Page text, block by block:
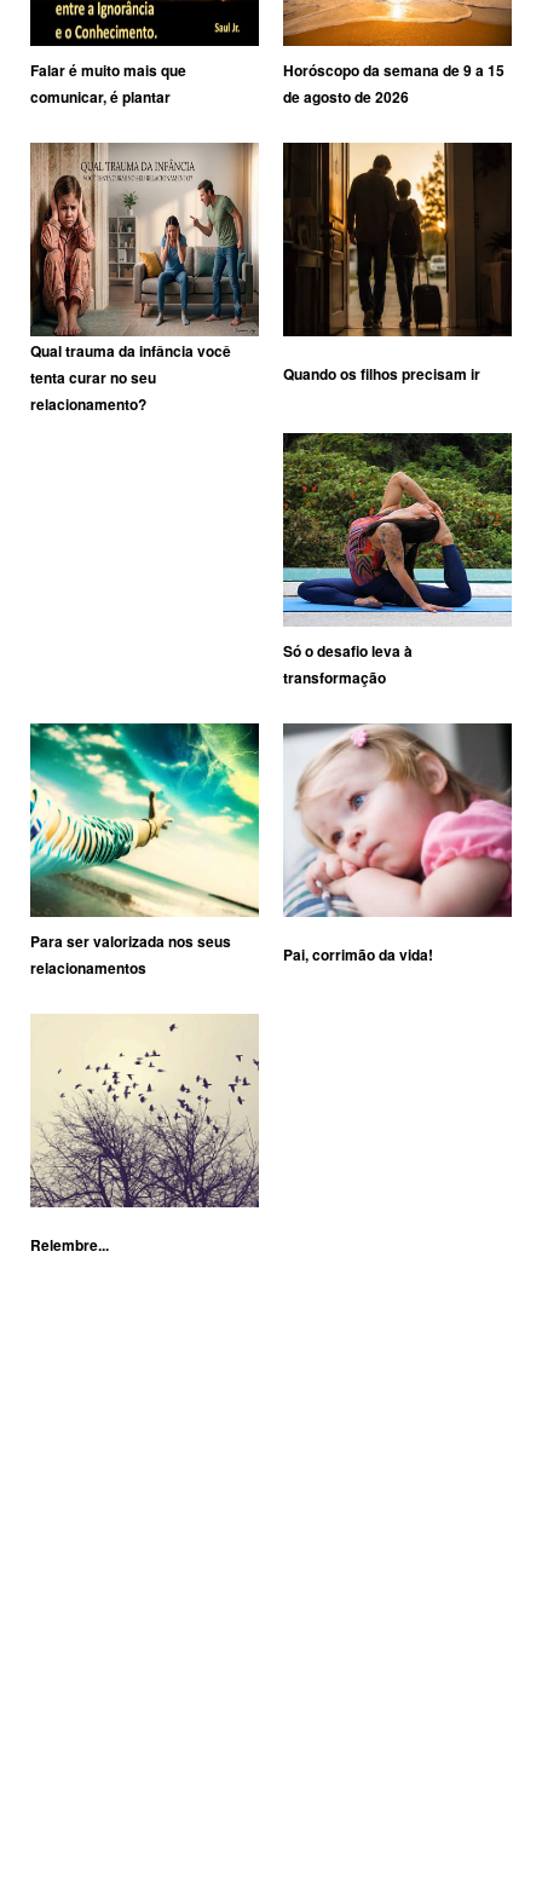
Falar é muito mais que
comunicar, é plantar
Horóscopo da semana de 9 a 15
de agosto de 2026
Qual trauma da infância você
tenta curar no seu
relacionamento?
Quando os filhos precisam ir
Só o desafio leva à
transformação
Para ser valorizada nos seus
relacionamentos
Pai, corrimão da vida!
Relembre...